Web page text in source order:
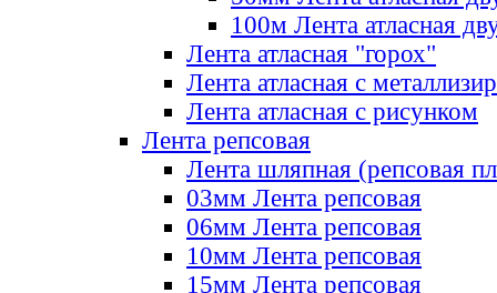
100м Лента атласная
Лента атласная "горох"
Лента атласная с
Лента атласная с рисунком
Лента репсовая
Лента шляпная (репсовая
03мм Лента репсовая
06мм Лента репсовая
10мм Лента репсовая
15мм Лента репсовая